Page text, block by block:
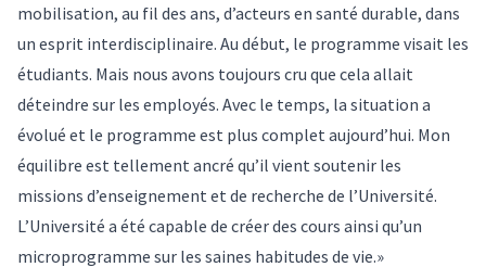
mobilisation, au fil des ans, d’acteurs en santé durable, dans
un esprit interdisciplinaire. Au début, le programme visait les
étudiants. Mais nous avons toujours cru que cela allait
déteindre sur les employés. Avec le temps, la situation a
évolué et le programme est plus complet aujourd’hui. Mon
équilibre est tellement ancré qu’il vient soutenir les
missions d’enseignement et de recherche de l’Université.
L’Université a été capable de créer des cours ainsi qu’un
microprogramme sur les saines habitudes de vie.»